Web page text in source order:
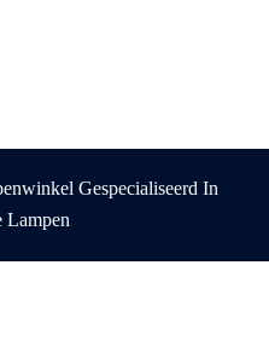
Gespecialiseerd In
Lampen